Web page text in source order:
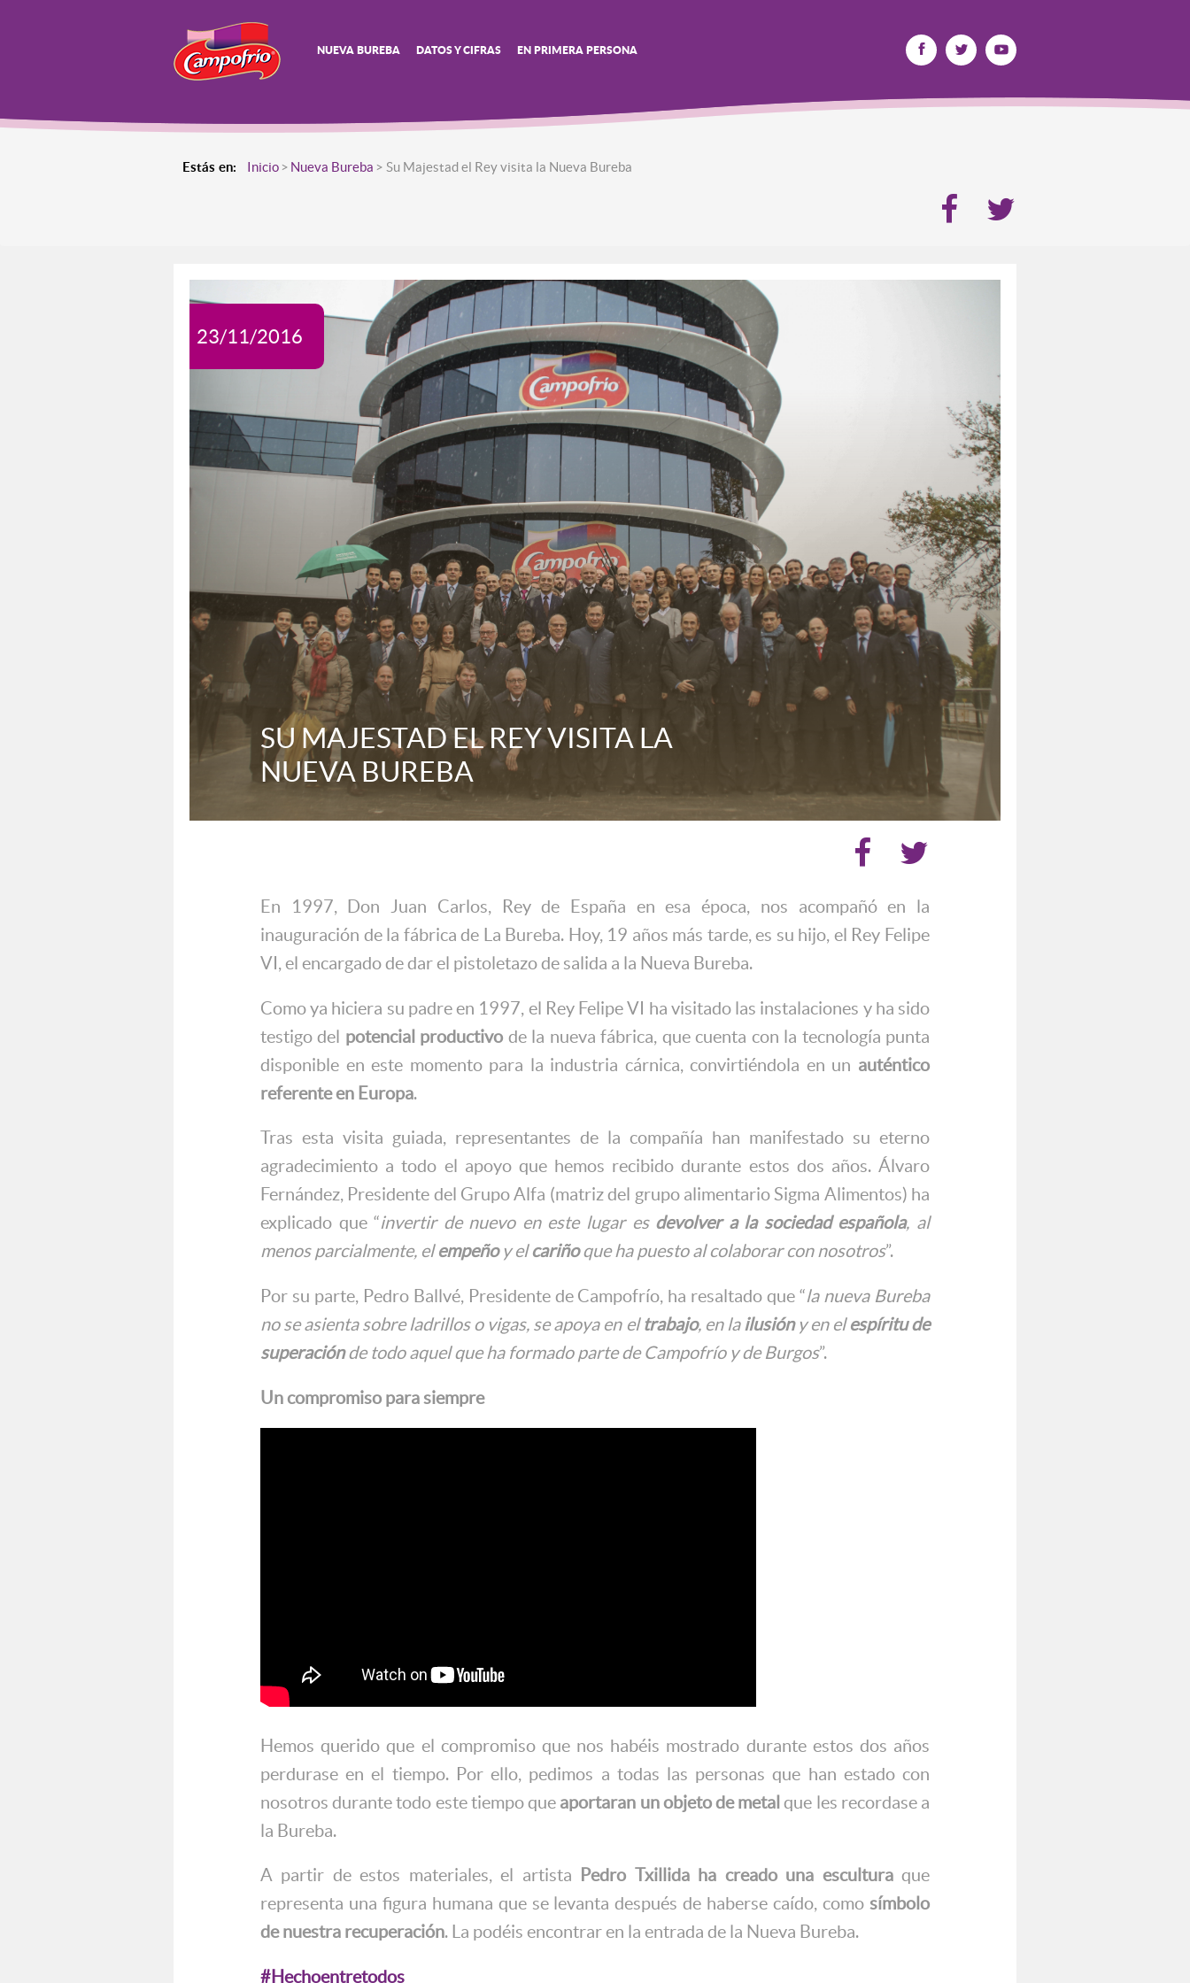
NUEVA BUREBA DATOS Y CIFRAS EN PRIMERA PERSONA
Estás en: Inicio Nueva Bureba > Su Majestad el Rey visita la Nueva Bureba
23/11/2016
SU MAJESTAD EL REY VISITA LA
NUEVA BUREBA
En 1997, Don Juan Carlos, Rey de España en esa época, nos acompañó en la
inauguración de la fábrica de La Bureba. Hoy, 19 años más tarde, es su hijo, el Rey Felipe
VI, el encargado de dar el pistoletazo de salida a la Nueva Bureba.
Como ya hiciera su padre en 1997, el Rey Felipe VI ha visitado las instalaciones y ha sido
testigo del potencial productivo de la nueva fábrica, que cuenta con la tecnología punta
disponible en este momento para la industria cárnica, convirtiéndola en un auténtico
referente en Europa.
Tras esta visita guiada, representantes de la compañía han manifestado su eterno
agradecimiento a todo el apoyo que hemos recibido durante estos dos años. Álvaro
Fernández, Presidente del Grupo Alfa (matriz del grupo alimentario Sigma Alimentos) ha
explicado que “invertir de nuevo en este lugar es devolver a la sociedad española, al
menos parcialmente, elempeñoy elcariñoque ha puesto al colaborar con nosotros”.
Por su parte, Pedro Ballvé, Presidente de Campofrío, ha resaltado que “la nueva Bureba
no se asienta sobre ladrillos o vigas, se apoya en eltrabajo, en la ilusióny en elespíritu de
superaciónde todo aquel que ha formado parte de Campofrío y de Burgos”.
Un compromiso para siempre
Hemos querido que el compromiso que nos habéis mostrado durante estos dos años
perdurase en el tiempo. Por ello, pedimos a todas las personas que han estado con
nosotros durante todo este tiempo que aportaran un objeto de metalque les recordase a
la Bureba.
A partir de estos materiales, el artista Pedro Txillida ha creado una esculturaque
representa una figura humana que se levanta después de haberse caído, como símbolo
de nuestra recuperación. La podéis encontrar en la entrada de la Nueva Bureba.
#Hechoentretodos